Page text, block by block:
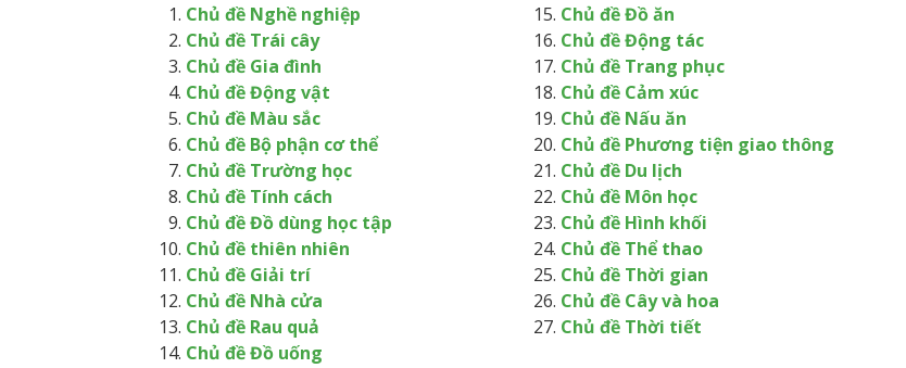
Chủ đề Nghề nghiệp
Chủ đề Trái cây
Chủ đề Gia đình
Chủ đề Động vật
Chủ đề Màu sắc
Chủ đề Bộ phận cơ thể
Chủ đề Trường học
Chủ đề Tính cách
Chủ đề Đồ dùng học tập
Chủ đề thiên nhiên
Chủ đề Giải trí
Chủ đề Nhà cửa
Chủ đề Rau quả
Chủ đề Đồ uống
Chủ đề Đồ ăn
Chủ đề Động tác
Chủ đề Trang phục
Chủ đề Cảm xúc
Chủ đề Nấu ăn
Chủ đề Phương tiện giao thông
Chủ đề Du lịch
Chủ đề Môn học
Chủ đề Hình khối
Chủ đề Thể thao
Chủ đề Thời gian
Chủ đề Cây và hoa
Chủ đề Thời tiết